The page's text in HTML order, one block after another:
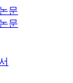
문
문